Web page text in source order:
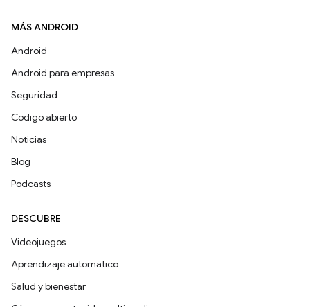
MÁS ANDROID
Android
Android para empresas
Seguridad
Código abierto
Noticias
Blog
Podcasts
DESCUBRE
Videojuegos
Aprendizaje automático
Salud y bienestar